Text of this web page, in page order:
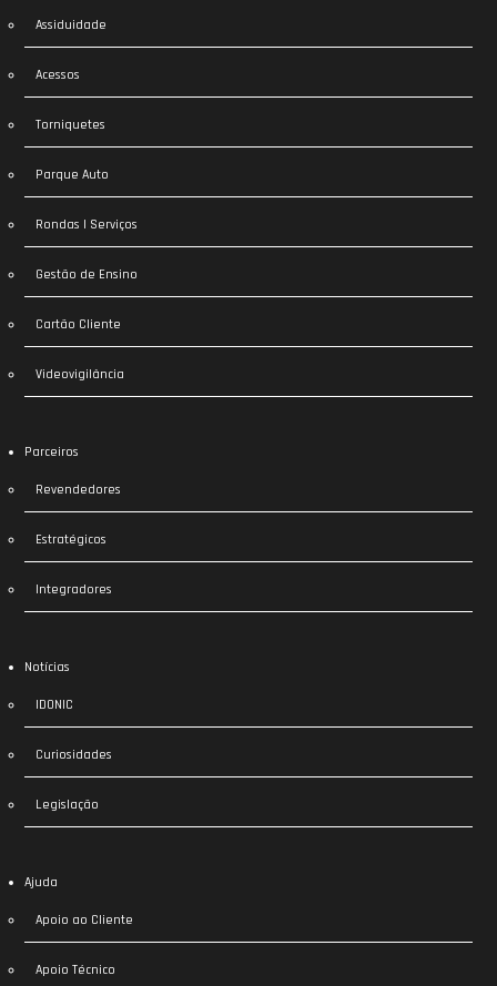
Assiduidade
Acessos
Torniquetes
Parque Auto
Rondas | Serviços
Gestão de Ensino
Cartão Cliente
Videovigilância
Parceiros
Revendedores
Estratégicos
Integradores
Notícias
IDONIC
Curiosidades
Legislação
Ajuda
Apoio ao Cliente
Apoio Técnico